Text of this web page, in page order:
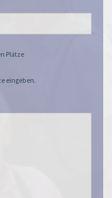
Plätze
eingeben.